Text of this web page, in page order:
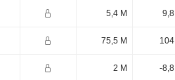
5,4 M 9,8
75,5 M 104
2 M -8,8